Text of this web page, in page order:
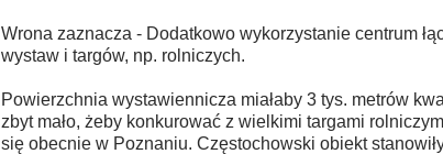
Wrona zaznacza - Dodatkowo wykorzystanie centrum
wystaw i targów, np. rolniczych.
Powierzchnia wystawiennicza miałaby 3 tys. metrów
zbyt mało, żeby konkurować z wielkimi targami
się obecnie w Poznaniu. Częstochowski obiekt